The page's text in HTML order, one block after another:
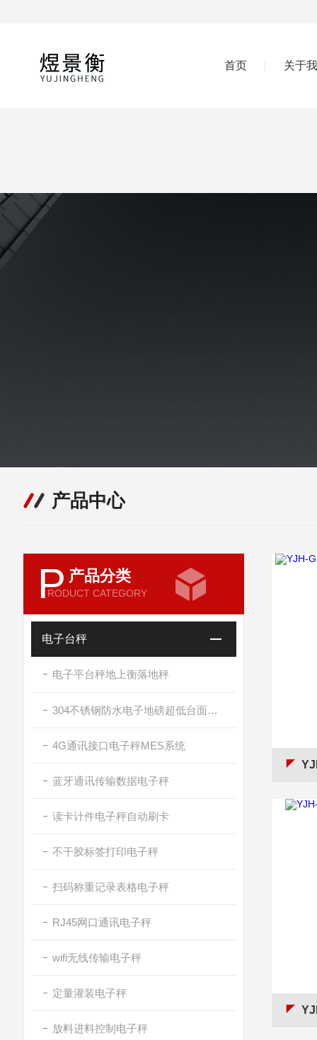
首页 关于
产品中心
P 产品分类
RODUCT CATEGORY
电子台秤
电子平台秤地上衡落地秤
304不锈钢防水电子地磅超低台面带斜坡
4G通讯接口电子秤MES系统
蓝牙通讯传输数据电子秤
读卡计件电子秤自动刷卡
不干胶标签打印电子秤
扫码称重记录表格电子秤
RJ45网口通讯电子秤
wifi无线传输电子秤
定量灌装电子秤
放料进料控制电子秤